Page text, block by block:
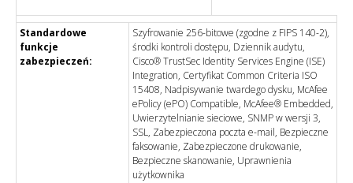
Standardowe
funkcje
zabezpieczeń:
Szyfrowanie 256-bitowe (zgodne z FIPS 140-2),
środki kontroli dostępu, Dziennik audytu,
Cisco® TrustSec Identity Services Engine (ISE)
Integration, Certyfikat Common Criteria ISO
15408, Nadpisywanie twardego dysku, McAfee
ePolicy (ePO) Compatible, McAfee® Embedded,
Uwierzytelnianie sieciowe, SNMP w wersji 3,
SSL, Zabezpieczona poczta e-mail, Bezpieczne
faksowanie, Zabezpieczone drukowanie,
Bezpieczne skanowanie, Uprawnienia
użytkownika